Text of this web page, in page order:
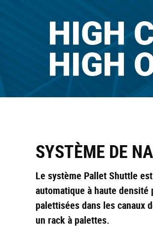
SYSTÈME DE
Le système Pallet Shuttle
automatique à haute
palettisées dans les canaux
un rack à palettes.